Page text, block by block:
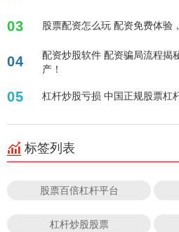
03 股票配资怎么玩 配资免费体验
04
配资炒股软件 配资骗局流程揭
产！
05 杠杆炒股亏损 中国正规股票杠
标签列表
股票百倍杠杆平台
杠杆炒股股票